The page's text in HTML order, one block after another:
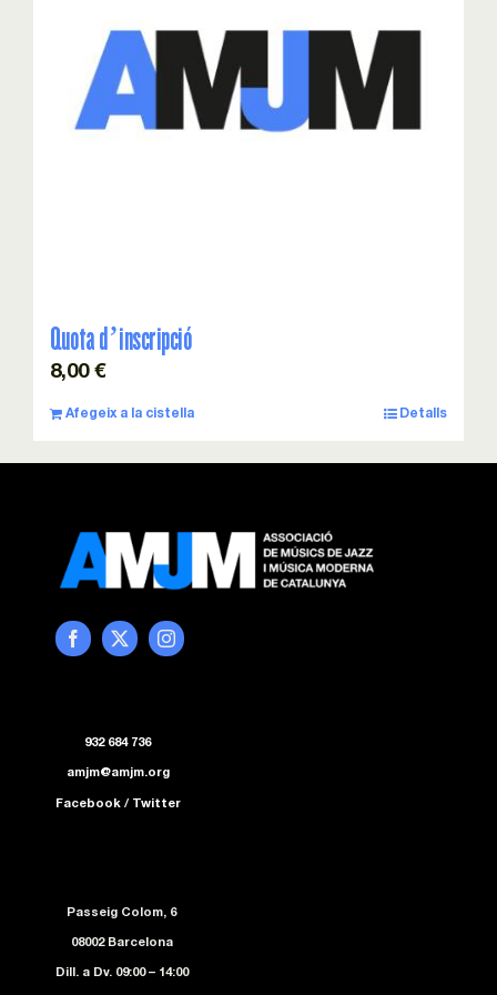
Col·laboracions
Quota d’inscripció
8,00 €
Afegeix a la cistella Detalls
932 684 736
amjm@amjm.org
Facebook/ Twitter
Passeig Colom, 6
08002 Barcelona
Dill. a Dv. 09:00 – 14:00